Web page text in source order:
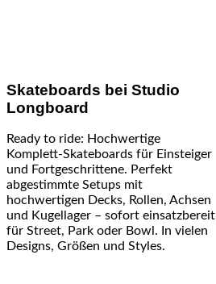
Skateboards bei Studio
Longboard
Ready to ride: Hochwertige
Komplett-Skateboards für Einsteiger
und Fortgeschrittene. Perfekt
abgestimmte Setups mit
hochwertigen Decks, Rollen, Achsen
und Kugellager – sofort einsatzbereit
für Street, Park oder Bowl. In vielen
Designs, Größen und Styles.